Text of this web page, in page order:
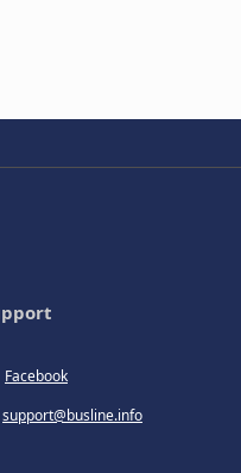
Facebook
support@busline.info